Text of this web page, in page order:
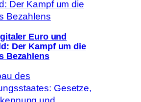
Euro und
Der Kampf um die
Bezahlens